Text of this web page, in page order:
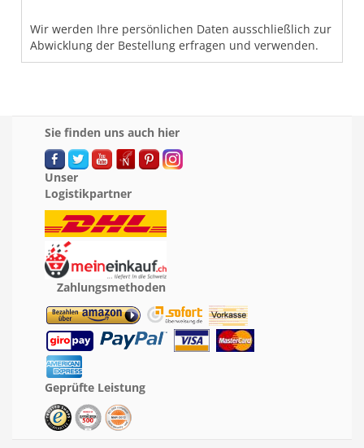
Wir werden Ihre persönlichen Daten ausschließlich zur
Abwicklung der Bestellung erfragen und verwenden.
Sie finden uns auch hier
Unser
Logistikpartner
Zahlungsmethoden
Geprüfte Leistung